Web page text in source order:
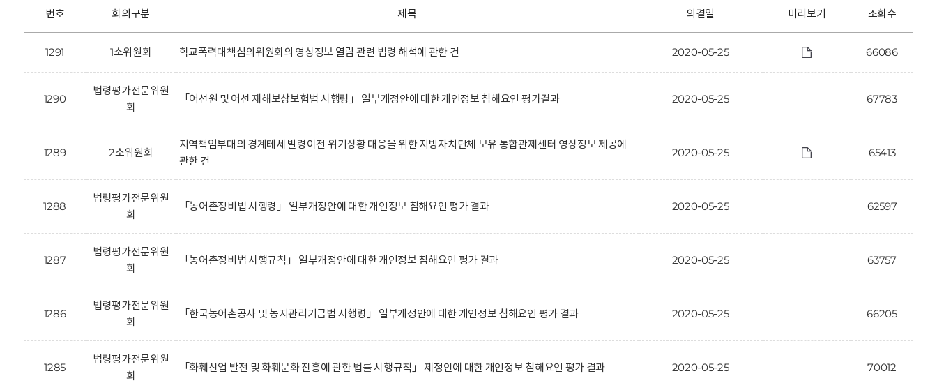
번호 회의구분 제목 의결일 미리보기 조회수
1291 1소위원회 학교폭력대책심의위원회의 영상정보 열람 관련 법령 해석에 관한 건 2020-05-25 66086
1290
법령평가전문위원
회
「어선원 및 어선 재해보상보험법 시행령」 일부개정안에 대한 개인정보 침해요인 평가결과 2020-05-25 67783
1289 2소위원회
지역책임부대의 경계테세 발령이전 위기상황 대응을 위한 지방자치단체 보유 통합관제센터 영상정보 제공에
관한 건
2020-05-25 65413
1288
법령평가전문위원
회
「농어촌정비법 시행령」 일부개정안에 대한 개인정보 침해요인 평가 결과 2020-05-25 62597
1287
법령평가전문위원
회
「농어촌정비법 시행규칙」 일부개정안에 대한 개인정보 침해요인 평가 결과 2020-05-25 63757
1286
법령평가전문위원
회
「한국농어촌공사 및 농지관리기금법 시행령」 일부개정안에 대한 개인정보 침해요인 평가 결과 2020-05-25 66205
1285
법령평가전문위원
회
「화훼산업 발전 및 화훼문화 진흥에 관한 법률 시행규칙」 제정안에 대한 개인정보 침해요인 평가 결과 2020-05-25 70012